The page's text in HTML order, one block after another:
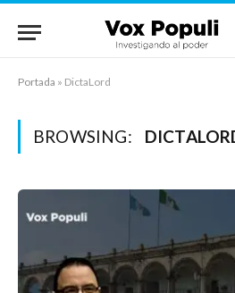
Portada » DictaLord
BROWSING: